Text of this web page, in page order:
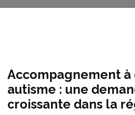
Accompagnement
autisme : une
croissante dans la